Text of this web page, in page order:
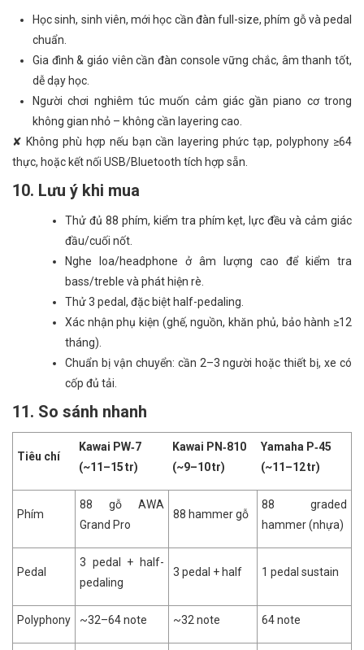
Học sinh, sinh viên, mới học cần đàn full-size, phím gỗ và pedal
chuẩn.
Gia đình & giáo viên cần đàn console vững chắc, âm thanh tốt,
dễ dạy học.
Người chơi nghiêm túc muốn cảm giác gần piano cơ trong
không gian nhỏ – không cần layering cao.
✘ Không phù hợp nếu bạn cần layering phức tạp, polyphony ≥64
thực, hoặc kết nối USB/Bluetooth tích hợp sẵn.
10. Lưu ý khi mua
Thử đủ 88 phím, kiểm tra phím kẹt, lực đều và cảm giác
đầu/cuối nốt.
Nghe loa/headphone ở âm lượng cao để kiểm tra
bass/treble và phát hiện rè.
Thử 3 pedal, đặc biệt half-pedaling.
Xác nhận phụ kiện (ghế, nguồn, khăn phủ, bảo hành ≥12
tháng).
Chuẩn bị vận chuyển: cần 2–3 người hoặc thiết bị, xe có
cốp đủ tải.
11. So sánh nhanh
Tiêu chí
Kawai PW‑7
(~11–15 tr)
Kawai PN‑810
(~9–10 tr)
Yamaha P‑45
(~11–12 tr)
Phím
88 gỗ AWA
Grand Pro
88 hammer gỗ
88 graded
hammer (nhựa)
Pedal
3 pedal + half-
pedaling
3 pedal + half 1 pedal sustain
Polyphony ~32–64 note ~32 note 64 note